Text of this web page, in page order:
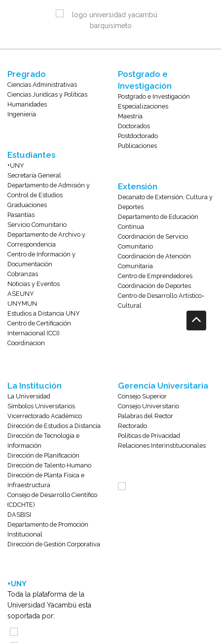
Pregrado
Ciencias Administrativas
Ciencias Jurídicas y Políticas
Humanidades
Ingeniería
Estudiantes
+UNY
Secretaría General
Departamento de Admisión y
Control de Estudios
Graduaciones
Pasantías
Servicio Comunitario
Departamento de Archivo y
Correspondencia
Centro de Información y
Documentación
Cobranzas
Noticias y Eventos
ASEUNY
UNYMUN
Estudios a Distancia UNY
Centro de Certificación
Internacional (CCI)
Coordinacion
Postgrado e
Investigación
Postgrado e Investigación
Especializaciones
Maestría
Doctorados
Postdoctorado
Publicaciones
Extensión
Decanato de Extensión, Cultura y
Deportes
Departamento de Educación
Continua
Coordinación de Servicio
Comunitario
Coordinación de Atención
Comunitaria
Centro de Emprendedores
Coordinación de Deportes
Centro de Desarrollo Artístico-
Cultural
La Institución
La Universidad
Símbolos Universitarios
Vicerrectorado Académico
Dirección de Estudios a Distancia
Dirección de Tecnología e
Información
Dirección de Planificación
Dirección de Talento Humano
Dirección de Planta Física e
Infraestructura
Consejo de Desarrollo Científico
(CDCHTE)
DASBISI
Departamento de Promoción
Institucional
Dirección de Gestión Corporativa
+UNY
Toda la plataforma de la
Universidad Yacambú esta
soportada por:
Gerencia Universitaria
Consejo Superior
Consejo Universitario
Palabras del Rector
Rectorado
Políticas de Privacidad
Relaciones Interinstitucionales